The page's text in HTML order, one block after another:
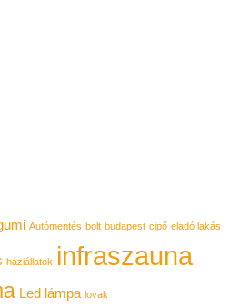
Autómentés bolt budapest cipő eladó lakás
háziállatok infraszauna
Led lámpa lovak